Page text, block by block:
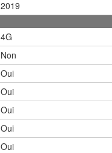
2019
4G
Non
Oui
Oui
Oui
Oui
Oui